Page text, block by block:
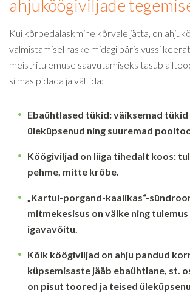
ahjuköögiviljade
Kui kõrbedalaskmine kõrvale jätta, on
valmistamisel raske midagi päris vussi
meistritulemuse saavutamiseks tasub
silmas pidada ja vältida:
Ebaühtlased tükid:väiksemad tükid
üleküpsenud ning suuremad
Köögiviljad on liiga tihedalt koos:
pehme, mitte krõbe.
„Kartul-porgand-kaalikas“-
mitmekesisus on väike ning tulemus
igavavõitu.
Kõik köögiviljad on ahju pandud
küpsemisaste jääb ebaühtlane, st.
on pisut toored ja teised